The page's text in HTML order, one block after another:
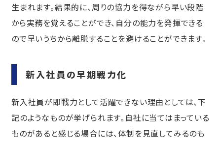
生まれます。結果的に、周りの協力を得ながら早い段階
から実務を覚えることができ、自分の能力を発揮できる
ので早いうちから離脱することを避けることができます。
新入社員の早期戦力化
新入社員が即戦力として活躍できない理由としては、下
記のようなものが挙げられます。自社に当てはまっている
ものがあると感じる場合には、体制を見直してみるのも